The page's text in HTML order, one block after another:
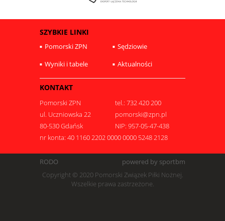
SZYBKIE LINKI
Pomorski ZPN
Sędziowie
Wyniki i tabele
Aktualności
KONTAKT
Pomorski ZPN
tel.: 732 420 200
ul. Uczniowska 22
pomorski@zpn.pl
80-530 Gdańsk
NIP: 957-05-47-438
nr konta: 40 1160 2202 0000 0000 5248 2128
RODO
powered by sportbm
Copyright © 2020 Pomorski Związek Piłki Nożnej.
Wszelkie prawa zastrzeżone.